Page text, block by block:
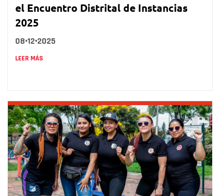
el Encuentro Distrital de Instancias
2025
08•12•2025
LEER MÁS